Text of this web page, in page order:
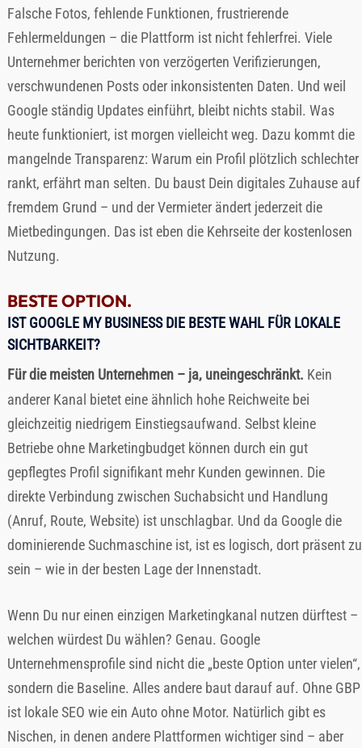
Falsche Fotos, fehlende Funktionen, frustrierende
Fehlermeldungen – die Plattform ist nicht fehlerfrei. Viele
Unternehmer berichten von verzögerten Verifizierungen,
verschwundenen Posts oder inkonsistenten Daten. Und weil
Google ständig Updates einführt, bleibt nichts stabil. Was
heute funktioniert, ist morgen vielleicht weg. Dazu kommt die
mangelnde Transparenz: Warum ein Profil plötzlich schlechter
rankt, erfährt man selten. Du baust Dein digitales Zuhause auf
fremdem Grund – und der Vermieter ändert jederzeit die
Mietbedingungen. Das ist eben die Kehrseite der kostenlosen
Nutzung.
BESTE OPTION.
IST GOOGLE MY BUSINESS DIE BESTE WAHL FÜR LOKALE
SICHTBARKEIT?
Für die meisten Unternehmen – ja, uneingeschränkt. Kein
anderer Kanal bietet eine ähnlich hohe Reichweite bei
gleichzeitig niedrigem Einstiegsaufwand. Selbst kleine
Betriebe ohne Marketingbudget können durch ein gut
gepflegtes Profil signifikant mehr Kunden gewinnen. Die
direkte Verbindung zwischen Suchabsicht und Handlung
(Anruf, Route, Website) ist unschlagbar. Und da Google die
dominierende Suchmaschine ist, ist es logisch, dort präsent zu
sein – wie in der besten Lage der Innenstadt.
Wenn Du nur einen einzigen Marketingkanal nutzen dürftest –
welchen würdest Du wählen? Genau. Google
Unternehmensprofile sind nicht die „beste Option unter vielen“,
sondern die Baseline. Alles andere baut darauf auf. Ohne GBP
ist lokale SEO wie ein Auto ohne Motor. Natürlich gibt es
Nischen, in denen andere Plattformen wichtiger sind – aber